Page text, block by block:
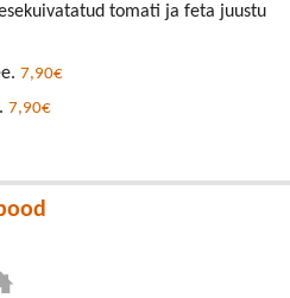
tomati ja feta juustu
7,90€
7,90€